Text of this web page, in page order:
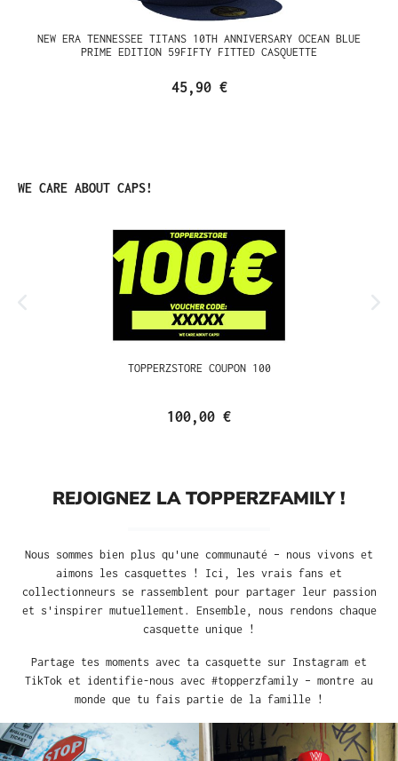
NEW ERA TENNESSEE TITANS 10TH ANNIVERSARY OCEAN BLUE
PRIME EDITION 59FIFTY FITTED CASQUETTE
45,90 €
Ignorer la galerie de produits
WE CARE ABOUT CAPS!
TOPPERZSTORE COUPON 100
100,00 €
REJOIGNEZ LA TOPPERZFAMILY !
Nous sommes bien plus qu'une communauté – nous vivons et
aimons les casquettes ! Ici, les vrais fans et
collectionneurs se rassemblent pour partager leur passion
et s'inspirer mutuellement. Ensemble, nous rendons chaque
casquette unique !
Partage tes moments avec ta casquette sur Instagram et
TikTok et identifie-nous avec #topperzfamily – montre au
monde que tu fais partie de la famille !